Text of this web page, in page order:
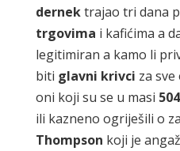
dernektrajao tri dana
trgovima i kafićima a
legitimiran a kamo li
biti glavni krivci za
oni koji su se u masi 504
ili kazneno ogriješili o
Thompson koji je